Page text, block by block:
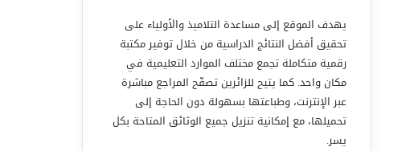
يهدف الموقع إلى مساعدة التلاميذ والأولياء على
تحقيق أفضل النتائج الدراسية من خلال توفير مكتبة
رقمية متكاملة تجمع مختلف الموارد التعليمية في
مكان واحد. كما يتيح للزائرين تصفّح المراجع مباشرة
عبر الإنترنت، وطباعتها بسهولة دون الحاجة إلى
تحميلها، مع إمكانية تنزيل جميع الوثائق المتاحة بكل
يسر.